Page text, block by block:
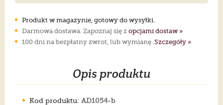
Produkt w magazynie, gotowy do wysyłki.
Darmowa dostawa. Zapoznaj się z opcjami dostaw »
100 dni na bezpłatny zwrot, lub wymianę. Szczegóły »
Opis produktu
Kod produktu: AD1054-b